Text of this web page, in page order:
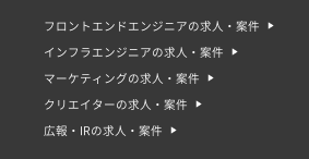
フロントエンドエンジニアの求人・案件
インフラエンジニアの求人・案件
マーケティングの求人・案件
クリエイターの求人・案件
広報・IRの求人・案件